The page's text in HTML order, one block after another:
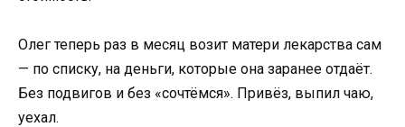
Олег теперь раз в месяц возит матери лекарства сам
— по списку, на деньги, которые она заранее отдаёт.
Без подвигов и без «сочтёмся». Привёз, выпил чаю,
уехал.